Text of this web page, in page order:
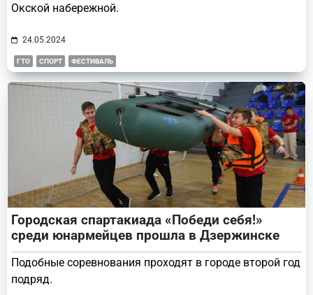
Окской набережной.
24.05.2024
ГТО СПОРТ ФЕСТИВАЛЬ
Городская спартакиада «Победи себя!»
среди юнармейцев прошла в Дзержинске
Подобные соревнования проходят в городе второй год
подряд.